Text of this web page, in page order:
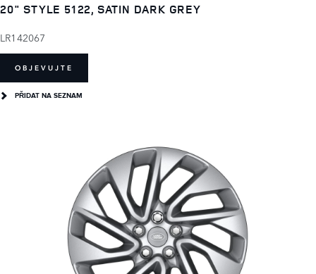
20" STYLE 5122, SATIN DARK GREY
LR142067
OBJEVUJTE
PŘIDAT NA SEZNAM